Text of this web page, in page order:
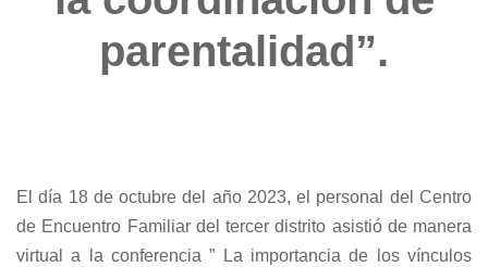
parentalidad”.
El día 18 de octubre del año 2023, el personal del Centro
de Encuentro Familiar del tercer distrito asistió de manera
virtual a la conferencia ” La importancia de los vínculos